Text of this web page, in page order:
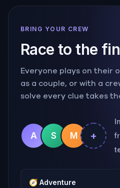
BRING YOUR CREW
Race to the
Everyone plays on their
as a couple, or with a
solve every clue takes
A S M +
🧭 Adventure